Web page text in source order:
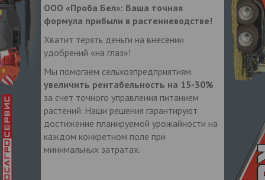
ООО «Проба Бел»: Ваша точная
формула прибыли в растениеводстве!
Хватит терять деньги на внесении
удобрений «на глаз»!
Мы помогаем сельхозпредприятиям
увеличить рентабельность на 15-30%
за счет точного управления питанием
растений. Наши решения гарантируют
достижение планируемой урожайности на
каждом конкретном поле при
минимальных затратах.